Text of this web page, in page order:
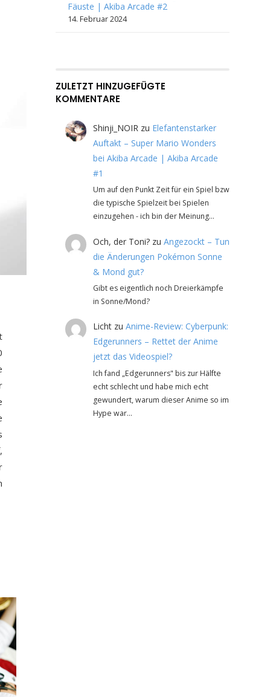
Fäuste | Akiba Arcade #2
14. Februar 2024
ZULETZT HINZUGEFÜGTE
KOMMENTARE
Shinji_NOIRzu Elefantenstarker
Auftakt – Super Mario Wonders
bei Akiba Arcade | Akiba Arcade
#1
Um auf den Punkt Zeit für ein Spiel bzw
die typische Spielzeit bei Spielen
einzugehen - ich bin der Meinung…
Och, der Toni?zu Angezockt – Tun
die Änderungen Pokémon Sonne
& Mond gut?
Gibt es eigentlich noch Dreierkämpfe
in Sonne/Mond?
Lichtzu Anime-Review: Cyberpunk:
Edgerunners – Rettet der Anime
jetzt das Videospiel?
Ich fand „Edgerunners" bis zur Hälfte
echt schlecht und habe mich echt
gewundert, warum dieser Anime so im
Hype war…